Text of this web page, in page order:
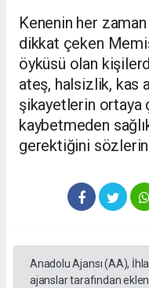
Kenenin her
dikkat çeken
öyküsü olan
ateş, halsizlik, kas
şikayetlerin ortaya
kaybetmeden
gerektiğini
Anadolu Ajansı (AA),
ajanslar tarafından